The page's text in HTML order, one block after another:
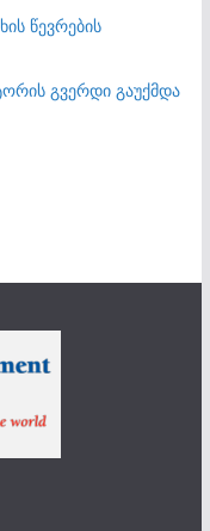
წევრების
გვერდი გაუქმდა